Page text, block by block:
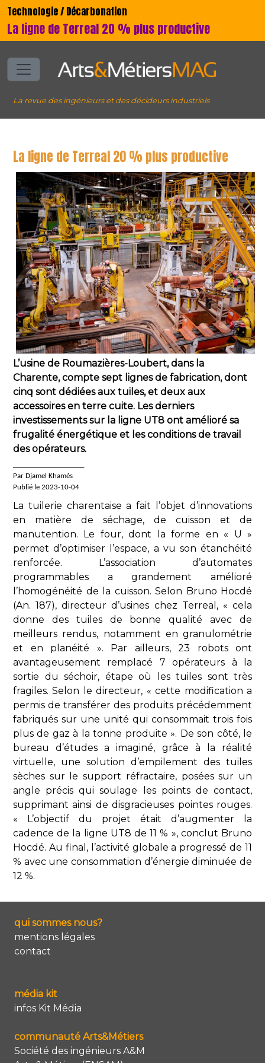
Technologie / Décarbonation
La ligne de Terreal 20 % plus productive
La revue des ingénieurs et des décideurs industriels
La ligne de Terreal 20 % plus productive
L’usine de Roumazières-Loubert, dans la
Charente, compte sept lignes de fabrication, dont
cinq sont dédiées aux tuiles, et deux aux
accessoires en terre cuite. Les derniers
investissements sur la ligne UT8 ont amélioré sa
frugalité énergétique et les conditions de travail
des opérateurs.
Par Djamel Khamès
Publié le 2023-10-04
La tuilerie charentaise a fait l’objet d’innovations
en matière de séchage, de cuisson et de
manutention. Le four, dont la forme en « U »
permet d’optimiser l’espace, a vu son étanchéité
renforcée. L’association d’automates
programmables a grandement amélioré
l’homogénéité de la cuisson. Selon Bruno Hocdé
(An. 187), directeur d’usines chez Terreal, « cela
donne des tuiles de bonne qualité avec de
meilleurs rendus, notamment en granulométrie
et en planéité ». Par ailleurs, 23 robots ont
avantageusement remplacé 7 opérateurs à la
sortie du séchoir, étape où les tuiles sont très
fragiles. Selon le directeur, « cette modification a
permis de transférer des produits précédemment
fabriqués sur une unité qui consommait trois fois
plus de gaz à la tonne produite ». De son côté, le
bureau d’études a imaginé, grâce à la réalité
virtuelle, une solution d’empilement des tuiles
sèches sur le support réfractaire, posées sur un
angle précis qui soulage les points de contact,
supprimant ainsi de disgracieuses pointes rouges.
« L’objectif du projet était d’augmenter la
cadence de la ligne UT8 de 11 % », conclut Bruno
Hocdé. Au final, l’activité globale a progressé de 11
% avec une consommation d’énergie diminuée de
12 %.
qui sommes nous?
mentions légales
contact
média kit
infos Kit Média
communauté Arts&Métiers
Société des ingénieurs A&M